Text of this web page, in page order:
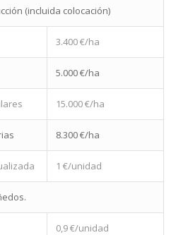
(incluida colocación)
3.400 €/ha
5.000 €/ha
15.000 €/ha
8.300 €/ha
1 €/unidad
0,9 €/unidad